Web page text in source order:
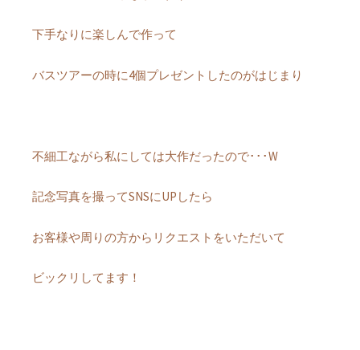
下手なりに楽しんで作って
バスツアーの時に4個プレゼントしたのがはじまり
不細工ながら私にしては大作だったので･･･W
記念写真を撮ってSNSにUPしたら
お客様や周りの方からリクエストをいただいて
ビックリしてます！